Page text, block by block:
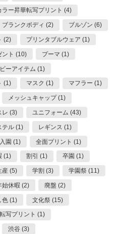
ラー昇華転写プリント (4)
ブランクボディ (2) ブルゾン (6)
(2) プリンタブルウェア (1)
ント (10) プーマ (1)
ーアイテム (1)
(1) マスク (1) マフラー (1)
メッシュキャップ (1)
レ (3) ユニフォーム (43)
テル (1) レギンス (1)
入園 (1) 全面プリント (1)
(1) 割引 (1) 卒園 (1)
産 (5) 学割 (3) 学園祭 (11)
始休暇 (2) 廃盤 (2)
色 (1) 文化祭 (15)
写プリント (1)
渋谷 (3)